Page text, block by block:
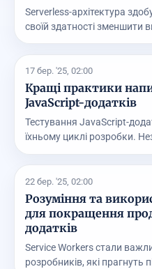
Serverless-архітектура
своїй здатності зменшити
17 бер. '25, 02:00
Кращі практики
JavaScript-додатків
Тестування JavaScript-
їхньому циклі розробки.
22 бер. '25, 02:00
Розуміння та
для покращення
додатків
Service Workers стали
розробників, які прагнуть